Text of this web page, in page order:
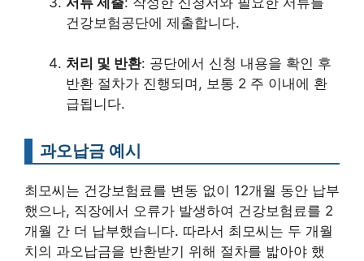
건강보험공단에 제출합니다.
처리 및 반환: 공단에서 신청 내용을 확인 후
반환 절차가 진행되며, 보통 2 주 이내에 환
급됩니다.
과오납금 예시
최모씨는 건강보험료를 변동 없이 12개월 동안 납부
했으나, 직장에서 오류가 발생하여 건강보험료를 2
개월 간 더 납부했습니다. 따라서 최모씨는 두 개월
치의 과오납금을 반환받기 위해 절차를 밟아야 했